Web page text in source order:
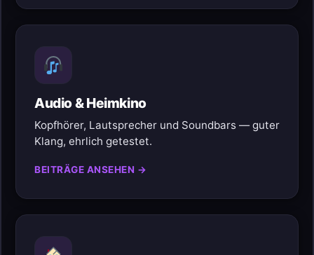
Audio & Heimkino
Kopfhörer, Lautsprecher und Soundbars — guter
Klang, ehrlich getestet.
BEITRÄGE ANSEHEN →